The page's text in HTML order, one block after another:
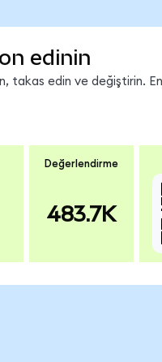
edinin
takas edin ve değiştirin.
Değerlendirme
483.7K